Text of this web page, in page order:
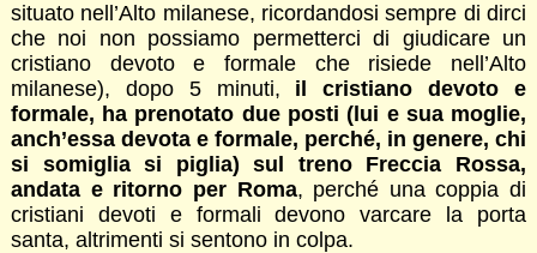
situato nell’Alto milanese, ricordandosi sempre di dirci
che noi non possiamo permetterci di giudicare un
cristiano devoto e formale che risiede nell’Alto
milanese), dopo 5 minuti, il cristiano devoto e
formale, ha prenotato due posti (lui e sua moglie,
anch’essa devota e formale, perché, in genere, chi
si somiglia si piglia) sul treno Freccia Rossa,
andata e ritorno per Roma, perché una coppia di
cristiani devoti e formali devono varcare la porta
santa, altrimenti si sentono in colpa.